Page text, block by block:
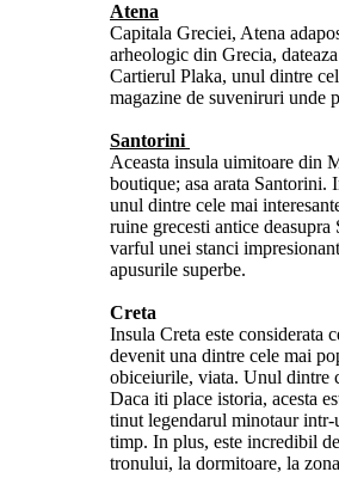
Atena
Capitala Greciei, Atena
arheologic din Grecia,
Cartierul Plaka, unul dintre
magazine de suveniruri unde
Santorini
Aceasta insula uimitoare din
boutique; asa arata
unul dintre cele mai
ruine grecesti antice
varful unei stanci
apusurile superbe.
Creta
Insula Creta este considerata
devenit una dintre cele mai
obiceiurile, viata. Unul dintre
Daca iti place istoria, acesta
tinut legendarul minotaur intr-
timp. In plus, este incredibil
tronului, la dormitoare, la